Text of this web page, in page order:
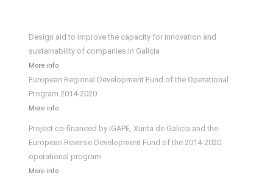
Design aid to improve the capacity for innovation and
sustainability of companies in Galicia
More info
European Regional Development Fund of the Operational
Program 2014-2020
More info
Project co-financed by IGAPE, Xunta de Galicia and the
European Reverse Development Fund of the 2014-2020
operational program
More info